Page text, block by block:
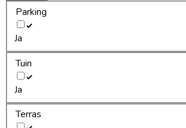
Parking
Ja
Tuin
Ja
Terras